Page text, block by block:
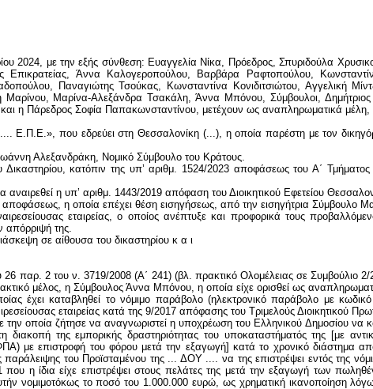
2024, με την εξής σύνθεση: Ευαγγελία Νίκα, Πρόεδρος, Σπυριδούλα
Επικρατείας, Άννα Καλογεροπούλου, Βαρβάρα Ραφτοπούλου,
Παναγιώτης Τσούκας, Κωνσταντίνα Κονιδιτσιώτου, Αγγελική
Μαρίνου, Μαρίνα-Αλεξάνδρα Τσακάλη, Άννα Μπόνου, Σύμβουλοι,
η Πάρεδρος Σοφία Παπακωνσταντίνου, μετέχουν ως αναπληρωματικά
«..... Ε.Π.Ε.», που εδρεύει στη Θεσσαλονίκη (...), η οποία παρέστη με τον
Αλεξανδράκη, Νομικό Σύμβουλο του Κράτους.
κατόπιν της υπ’ αριθμ. 1524/2023 αποφάσεως του Α΄
αναιρεθεί η υπ’ αριθμ. 1443/2019 απόφαση του Διοικητικού Εφετείου
η οποία επέχει θέση εισηγήσεως, από την εισηγήτρια Σύμβουλο
εταιρείας, ο οποίος ανέπτυξε και προφορικά τους
απόρριψή της.
σε αίθουσα του δικαστηρίου κ α ι
παρ. 2 του ν. 3719/2008 (Α΄ 241) (βλ. πρακτικό Ολομέλειας σε Συμβούλιο
μέλος, η Σύμβουλος Άννα Μπόνου, η οποία είχε ορισθεί ως
έχει καταβληθεί το νόμιμο παράβολο (ηλεκτρονικό παράβολο με
εταιρείας κατά της 9/2017 απόφασης του Τριμελούς Διοικητικού
την οποία ζήτησε να αναγνωριστεί η υποχρέωση του Ελληνικού Δημοσίου
της εμπορικής δραστηριότητας του υποκαταστήματός της [με
με επιστροφή του φόρου μετά την εξαγωγή] κατά το χρονικό διάστημα
του Προϊσταμένου της ... ΔΟΥ .... να της επιστρέψει εντός της
που η ίδια είχε επιστρέψει στους πελάτες της μετά την εξαγωγή των
νομιμοτόκως το ποσό του 1.000.000 ευρώ, ως χρηματική ικανοποίηση